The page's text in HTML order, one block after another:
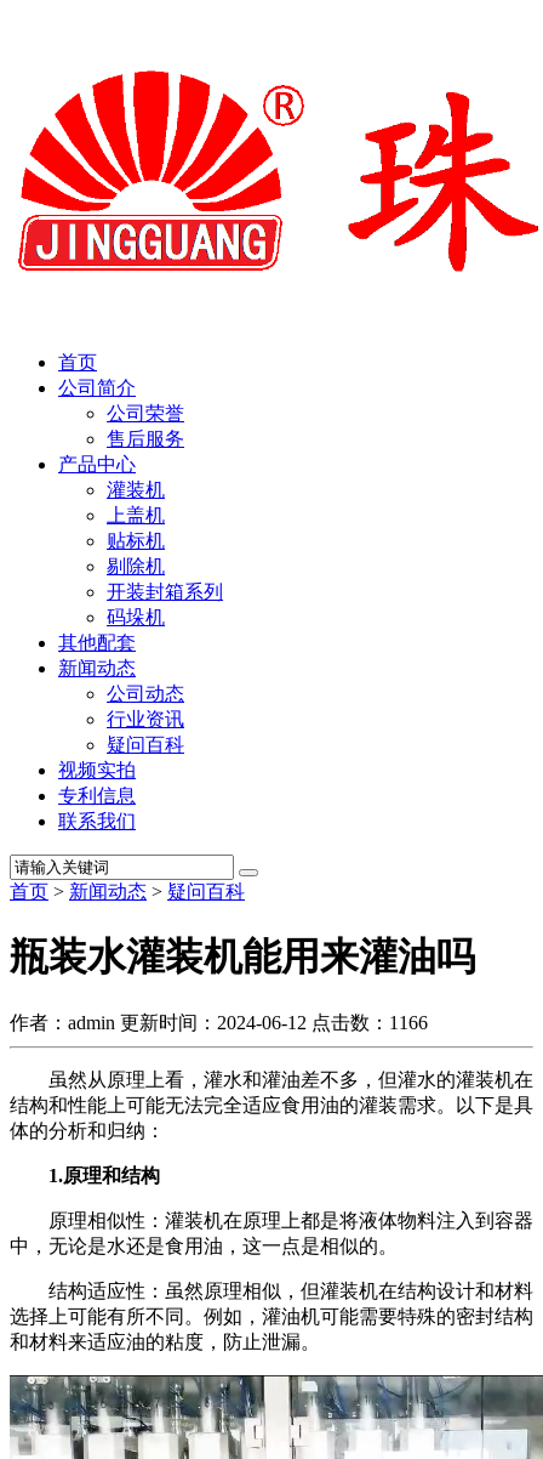
首页
公司简介
公司荣誉
售后服务
产品中心
灌装机
上盖机
贴标机
剔除机
开装封箱系列
码垛机
其他配套
新闻动态
公司动态
行业资讯
疑问百科
视频实拍
专利信息
联系我们
首页 > 新闻动态 > 疑问百科
瓶装水灌装机能用来灌油吗
作者：admin 更新时间：2024-06-12 点击数： 1166
虽然从原理上看，灌水和灌油差不多，但灌水的灌装机在
结构和性能上可能无法完全适应食用油的灌装需求。以下是具
体的分析和归纳：
1.原理和结构
原理相似性：灌装机在原理上都是将液体物料注入到容器
中，无论是水还是食用油，这一点是相似的。
结构适应性：虽然原理相似，但灌装机在结构设计和材料
选择上可能有所不同。例如，灌油机可能需要特殊的密封结构
和材料来适应油的粘度，防止泄漏。